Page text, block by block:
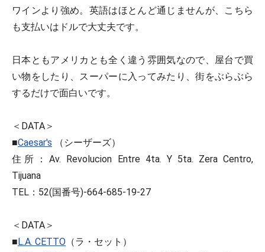
ワインより強め。英語はほとんど通じませんが、こちら
も支払いはドルで大丈夫です。
日本ともアメリカとも全く違う雰囲気なので、屋台で買
い物をしたり、スーパーに入ってみたり、街をぶらぶら
するだけで面白いです。
＜DATA＞
■Caesar's （シーザーズ）
住所：Av. Revolucion Entre 4ta. Y 5ta. Zera Centro,
Tijuana
TEL：52(国番号)-664-685-19-27
＜DATA＞
■L.A. CETTO （ラ・セット）